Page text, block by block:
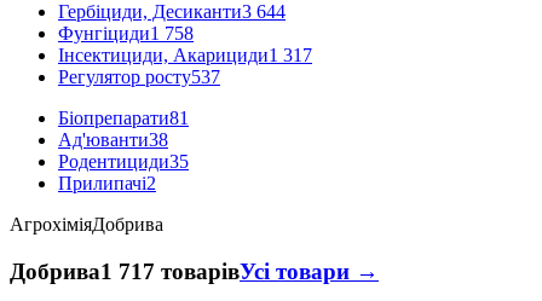
Гербіциди, Десиканти3 644
Фунгіциди1 758
Інсектициди, Акарициди1 317
Регулятор росту537
Біопрепарати81
Ад'юванти38
Родентициди35
Прилипачі2
АгрохіміяДобрива
Добрива1 717 товарівУсі товари →